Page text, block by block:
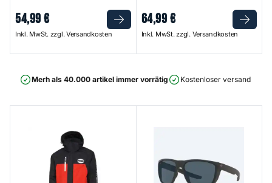
54,99€
Inkl. MwSt. zzgl. Versandkosten
64,99€
Inkl. MwSt. zzgl. Versandkosten
Merh als 40.000 artikel immer vorrätig Kostenloser versand ab